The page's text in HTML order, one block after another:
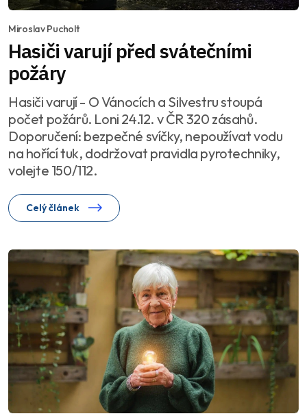
Miroslav Pucholt
Hasiči varují před svátečními
požáry
Hasiči varují - O Vánocích a Silvestru stoupá
počet požárů. Loni 24.12. v ČR 320 zásahů.
Doporučení: bezpečné svíčky, nepoužívat vodu
na hořící tuk, dodržovat pravidla pyrotechniky,
volejte 150/112.
Celý článek